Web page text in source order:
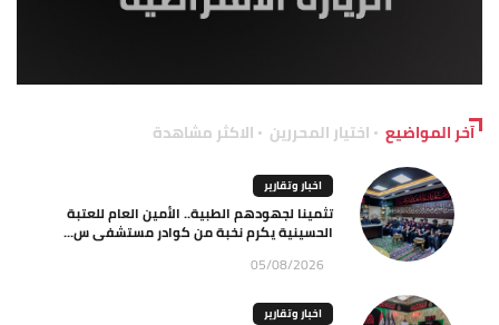
آخر المواضيع اختيار المحررين الاكثر مشاهدة
اخبار وتقارير
تثمينا لجهودهم الطبية.. الأمين العام للعتبة
الحسينية يكرم نخبة من كوادر مستشفى س...
05/08/2026
اخبار وتقارير